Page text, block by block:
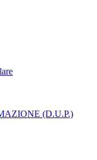
(D.U.P.)